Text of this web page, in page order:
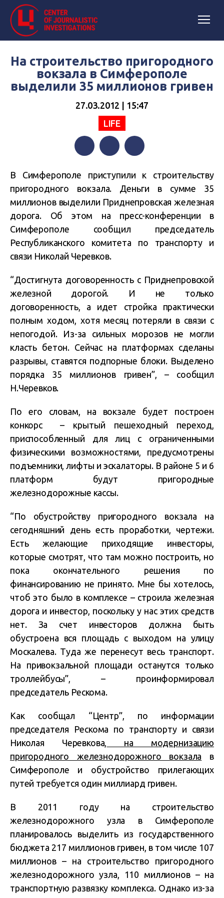
На строительство пригородного
вокзала в Симферополе
выделили 35 миллионов гривен
27.03.2012 | 15:47
LIFE
В Симферополе приступили к строительству
пригородного вокзала. Деньги в сумме 35
миллионов выделили Приднепровская железная
дорога. Об этом на пресс-конференции в
Симферополе сообщил председатель
Республиканского комитета по транспорту и
связи Николай Черевков.
“Достигнута договоренность с Приднепровской
железной дорогой. И не только
договоренность, а идет стройка практически
полным ходом, хотя месяц потеряли в связи с
непогодой. Из-за сильных морозов не могли
класть бетон. Сейчас на платформах сделаны
разрывы, ставятся подпорные блоки. Выделено
порядка 35 миллионов гривен”, – сообщил
Н.Черевков.
По его словам, на вокзале будет построен
конкорс – крытый пешеходный переход,
приспособленный для лиц с ограниченными
физическими возможностями, предусмотрены
подъемники, лифты и эскалаторы. В районе 5 и 6
платформ будут пригородные
железнодорожные кассы.
“По обустройству пригородного вокзала на
сегодняшний день есть проработки, чертежи.
Есть желающие приходящие инвесторы,
которые смотрят, что там можно построить, но
пока окончательного решения по
финансированию не принято. Мне бы хотелось,
чтоб это было в комплексе – строила железная
дорога и инвестор, поскольку у нас этих средств
нет. За счет инвесторов должна быть
обустроена вся площадь с выходом на улицу
Москалева. Туда же перенесут весь транспорт.
На привокзальной площади останутся только
троллейбусы”, – проинформировал
председатель Рескома.
Как сообщал “Центр”, по информации
председателя Рескома по транспорту и связи
Николая Черевкова, на модернизацию
пригородного железнодорожного вокзала в
Симферополе и обустройство прилегающих
путей требуется один миллиард гривен.
В 2011 году на строительство
железнодорожного узла в Симферополе
планировалось выделить из государственного
бюджета 217 миллионов гривен, в том числе 107
миллионов – на строительство пригородного
железнодорожного узла, 110 миллионов – на
транспортную развязку комплекса. Однако из-за